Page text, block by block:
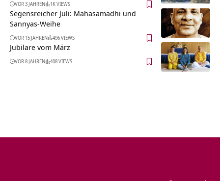
VOR 3 JAHREN 1K VIEWS
Segensreicher Juli: Mahasamadhi und
Sannyas-Weihe
VOR 15 JAHREN 496 VIEWS
Jubilare vom März
VOR 8 JAHREN 408 VIEWS